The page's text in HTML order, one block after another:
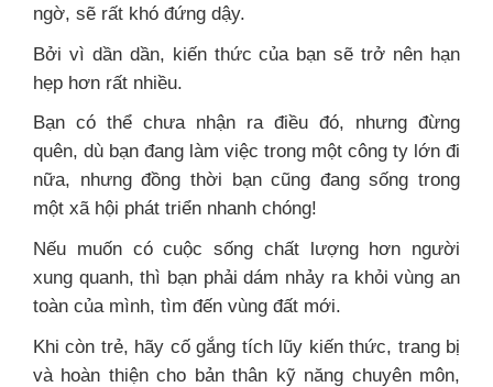
ngờ, sẽ rất khó đứng dậy.
Bởi vì dần dần, kiến thức của bạn sẽ trở nên hạn
hẹp hơn rất nhiều.
Bạn có thể chưa nhận ra điều đó, nhưng đừng
quên, dù bạn đang làm việc trong một công ty lớn đi
nữa, nhưng đồng thời bạn cũng đang sống trong
một xã hội phát triển nhanh chóng!
Nếu muốn có cuộc sống chất lượng hơn người
xung quanh, thì bạn phải dám nhảy ra khỏi vùng an
toàn của mình, tìm đến vùng đất mới.
Khi còn trẻ, hãy cố gắng tích lũy kiến thức, trang bị
và hoàn thiện cho bản thân kỹ năng chuyên môn,